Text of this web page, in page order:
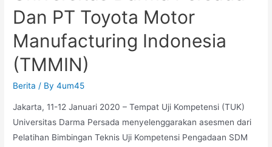
Dan PT Toyota Motor
Manufacturing Indonesia
(TMMIN)
Berita / By4um45
Jakarta, 11-12 Januari 2020 – Tempat Uji Kompetensi (TUK)
Universitas Darma Persada menyelenggarakan asesmen dari
Pelatihan Bimbingan Teknis Uji Kompetensi Pengadaan SDM